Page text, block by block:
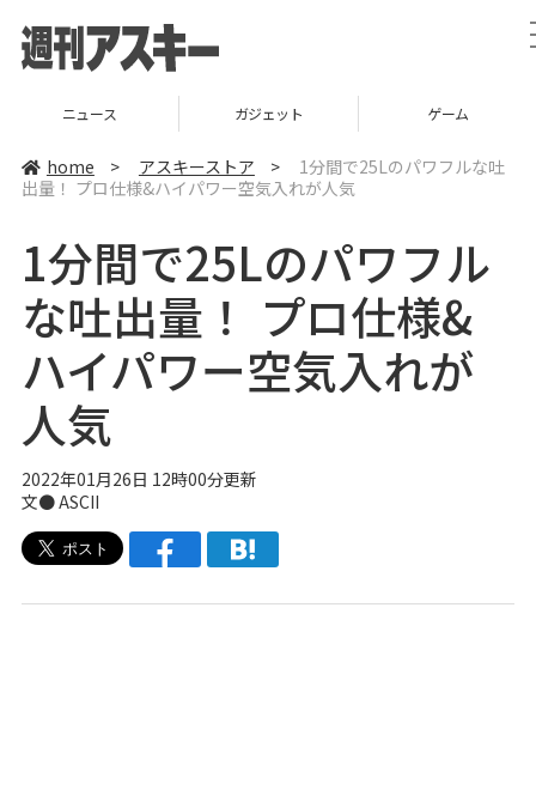
ニュース ガジェット ゲーム
home > アスキーストア >
1分間で25Lのパワフルな吐
出量！ プロ仕様&ハイパワー空気入れが人気
1分間で25Lのパワフル
な吐出量！ プロ仕様&
ハイパワー空気入れが
人気
2022年01月26日 12時00分更新
文● ASCII